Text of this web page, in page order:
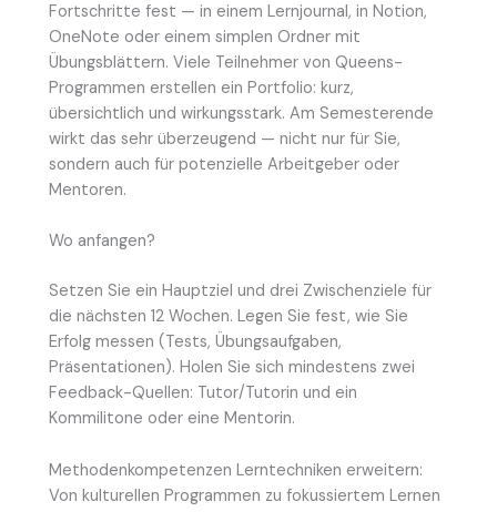
Fortschritte fest — in einem Lernjournal, in Notion,
OneNote oder einem simplen Ordner mit
Übungsblättern. Viele Teilnehmer von Queens-
Programmen erstellen ein Portfolio: kurz,
übersichtlich und wirkungsstark. Am Semesterende
wirkt das sehr überzeugend — nicht nur für Sie,
sondern auch für potenzielle Arbeitgeber oder
Mentoren.
Wo anfangen?
Setzen Sie ein Hauptziel und drei Zwischenziele für
die nächsten 12 Wochen. Legen Sie fest, wie Sie
Erfolg messen (Tests, Übungsaufgaben,
Präsentationen). Holen Sie sich mindestens zwei
Feedback-Quellen: Tutor/Tutorin und ein
Kommilitone oder eine Mentorin.
Methodenkompetenzen Lerntechniken erweitern:
Von kulturellen Programmen zu fokussiertem Lernen